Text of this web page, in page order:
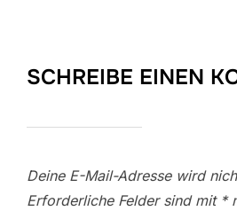
SCHREIBE EINEN
Deine E-Mail-Adresse wird
Erforderliche Felder sind mit *